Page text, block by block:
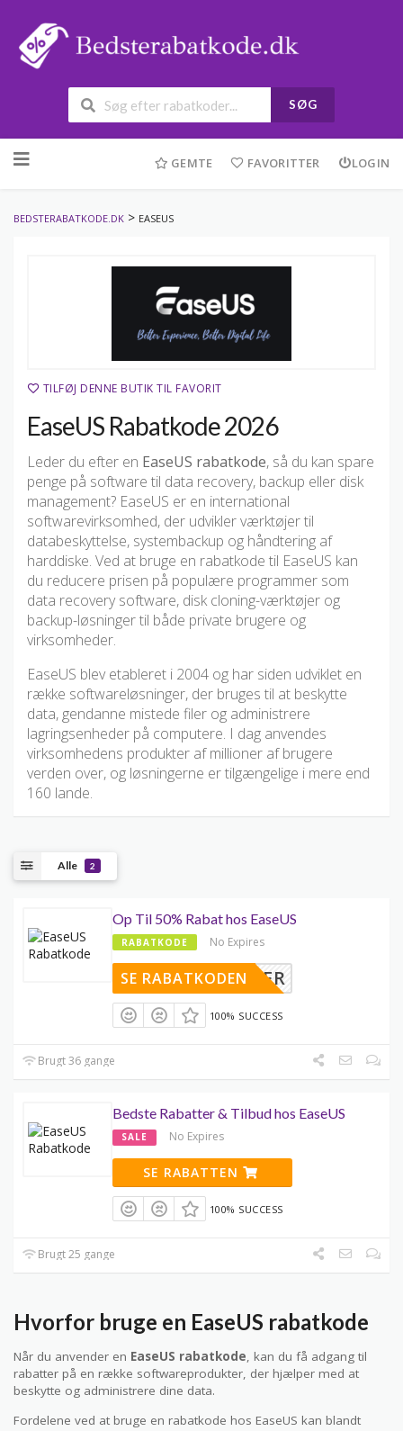
SØG
to
GEMTE FAVORITTER LOGIN
BEDSTERABATKODE.DK > EASEUS
TILFØJ DENNE BUTIK TIL FAVORIT
EaseUS Rabatkode 2026
Leder du efter en EaseUS rabatkode, så du kan spare
penge på software til data recovery, backup eller disk
management? EaseUS er en international
softwarevirksomhed, der udvikler værktøjer til
databeskyttelse, systembackup og håndtering af
harddiske. Ved at bruge en rabatkode til EaseUS kan
du reducere prisen på populære programmer som
data recovery software, disk cloning-værktøjer og
backup-løsninger til både private brugere og
virksomheder.
EaseUS blev etableret i 2004 og har siden udviklet en
række softwareløsninger, der bruges til at beskytte
data, gendanne mistede filer og administrere
lagringsenheder på computere. I dag anvendes
virksomhedens produkter af millioner af brugere
verden over, og løsningerne er tilgængelige i mere end
160 lande.
Alle 2
Op Til 50% Rabat hos EaseUS
RABATKODE No Expires
DDET HER
SE RABATKODEN
100% SUCCESS
Brugt 36 gange
Bedste Rabatter & Tilbud hos EaseUS
SALE No Expires
SE RABATTEN
100% SUCCESS
Brugt 25 gange
Hvorfor bruge en EaseUS rabatkode
Når du anvender en EaseUS rabatkode, kan du få adgang til
rabatter på en række softwareprodukter, der hjælper med at
beskytte og administrere dine data.
Fordelene ved at bruge en rabatkode hos EaseUS kan blandt